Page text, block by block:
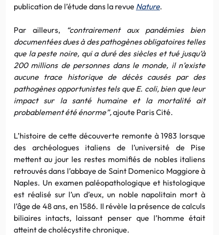
publication de l’étude dans la revue Nature.
Par ailleurs,
“contrairement aux pandémies bien
documentées dues à des pathogènes obligatoires telles
que la peste noire, qui a duré des siècles et tué jusqu’à
200 millions de personnes dans le monde, il n’existe
aucune trace historique de décès causés par des
pathogènes opportunistes tels que E. coli, bien que leur
impact sur la santé humaine et la mortalité ait
probablement été énorme”,ajoute Paris Cité.
L’histoire de cette découverte remonte à 1983 lorsque
des archéologues italiens de l’université de Pise
mettent au jour les restes momifiés de nobles italiens
retrouvés dans l’abbaye de Saint Domenico Maggiore à
Naples. Un examen paléopathologique et histologique
est réalisé sur l’un d’eux, un noble napolitain mort à
l’âge de 48 ans, en 1586. Il révèle la présence de calculs
biliaires intacts, laissant penser que l’homme était
atteint de cholécystite chronique.